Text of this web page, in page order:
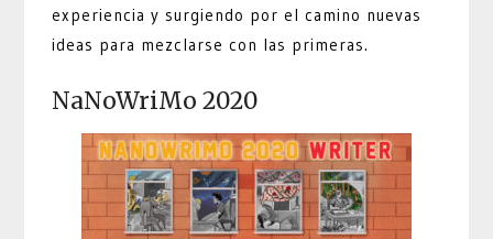
experiencia y surgiendo por el camino nuevas
ideas para mezclarse con las primeras.
NaNoWriMo 2020